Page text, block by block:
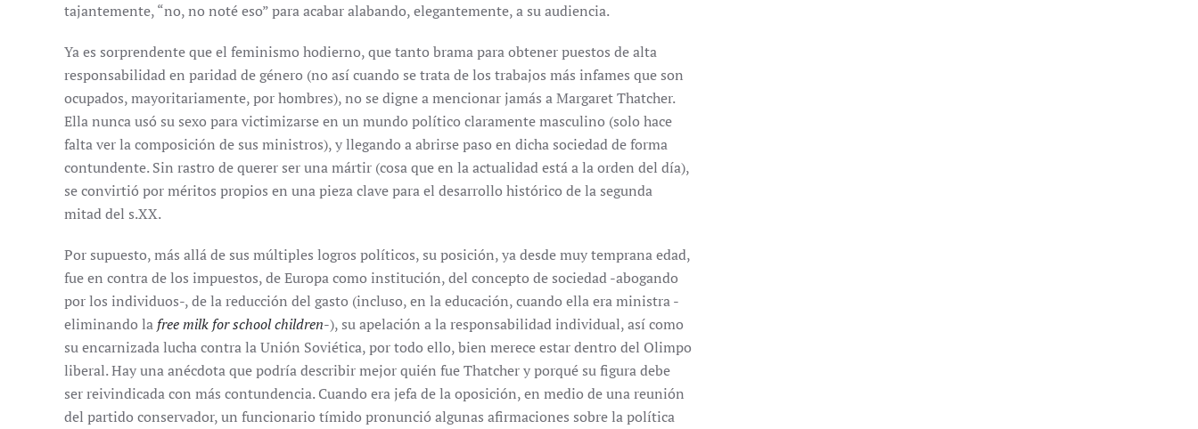
tajantemente, “no, no noté eso” para acabar alabando, elegantemente, a su audiencia.
Ya es sorprendente que el feminismo hodierno, que tanto brama para obtener puestos de alta
responsabilidad en paridad de género (no así cuando se trata de los trabajos más infames que son
ocupados, mayoritariamente, por hombres), no se digne a mencionar jamás a Margaret Thatcher.
Ella nunca usó su sexo para victimizarse en un mundo político claramente masculino (solo hace
falta ver la composición de sus ministros), y llegando a abrirse paso en dicha sociedad de forma
contundente. Sin rastro de querer ser una mártir (cosa que en la actualidad está a la orden del día),
se convirtió por méritos propios en una pieza clave para el desarrollo histórico de la segunda
mitad del s.XX.
Por supuesto, más allá de sus múltiples logros políticos, su posición, ya desde muy temprana edad,
fue en contra de los impuestos, de Europa como institución, del concepto de sociedad -abogando
por los individuos-, de la reducción del gasto (incluso, en la educación, cuando ella era ministra -
eliminando la free milk for school children-), su apelación a la responsabilidad individual, así como
su encarnizada lucha contra la Unión Soviética, por todo ello, bien merece estar dentro del Olimpo
liberal. Hay una anécdota que podría describir mejor quién fue Thatcher y porqué su figura debe
ser reivindicada con más contundencia. Cuando era jefa de la oposición, en medio de una reunión
del partido conservador, un funcionario tímido pronunció algunas afirmaciones sobre la política